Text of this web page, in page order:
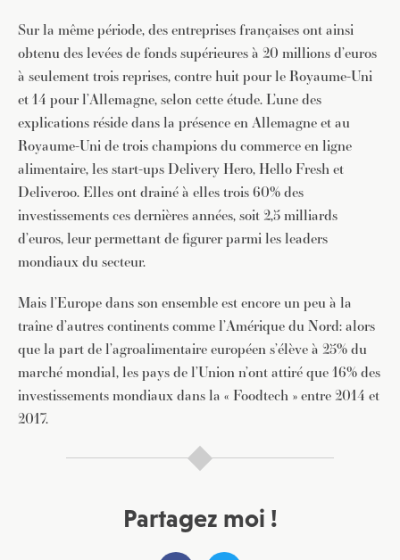
Sur la même période, des entreprises françaises ont ainsi
obtenu des levées de fonds supérieures à 20 millions d’euros
à seulement trois reprises, contre huit pour le Royaume-Uni
et 14 pour l’Allemagne, selon cette étude. L’une des
explications réside dans la présence en Allemagne et au
Royaume-Uni de trois champions du commerce en ligne
alimentaire, les start-ups Delivery Hero, Hello Fresh et
Deliveroo. Elles ont drainé à elles trois 60% des
investissements ces dernières années, soit 2,5 milliards
d’euros, leur permettant de figurer parmi les leaders
mondiaux du secteur.
Mais l’Europe dans son ensemble est encore un peu à la
traîne d’autres continents comme l’Amérique du Nord: alors
que la part de l’agroalimentaire européen s’élève à 25% du
marché mondial, les pays de l’Union n’ont attiré que 16% des
investissements mondiaux dans la « Foodtech » entre 2014 et
2017.
Partagez moi !